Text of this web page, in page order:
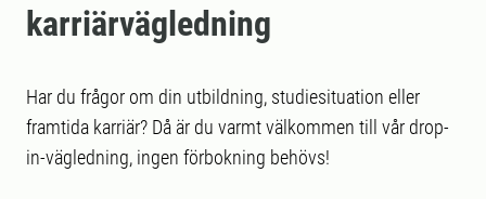
karriärvägledning
Har du frågor om din utbildning, studiesituation eller
framtida karriär? Då är du varmt välkommen till vår drop-
in-vägledning, ingen förbokning behövs!